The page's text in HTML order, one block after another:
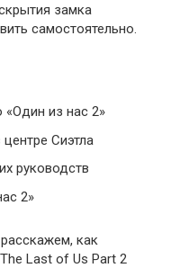
замка
самостоятельно.
из нас 2»
Сиэтла
руководств
2»
как
Last of Us Part 2